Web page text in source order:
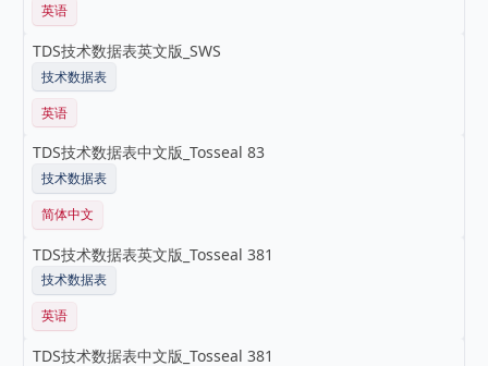
英语
TDS技术数据表英文版_SWS
技术数据表
英语
TDS技术数据表中文版_Tosseal 83
技术数据表
简体中文
TDS技术数据表英文版_Tosseal 381
技术数据表
英语
TDS技术数据表中文版_Tosseal 381